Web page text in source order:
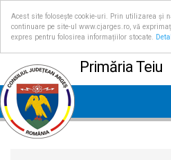
Acest site folosește cookie-uri. Prin utilizarea și
continuare pe site-ul www.cjarges.ro, vă
expres pentru folosirea informațiilor stocate.
Primăria Teiu